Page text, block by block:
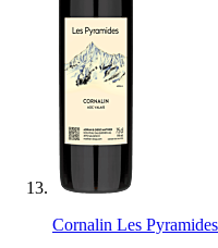
Cornalin Les Pyramides